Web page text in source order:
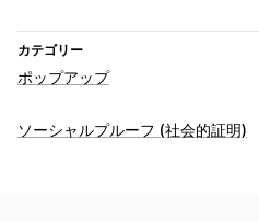
カテゴリー
ポップアップ
ソーシャルプルーフ (社会的証明)